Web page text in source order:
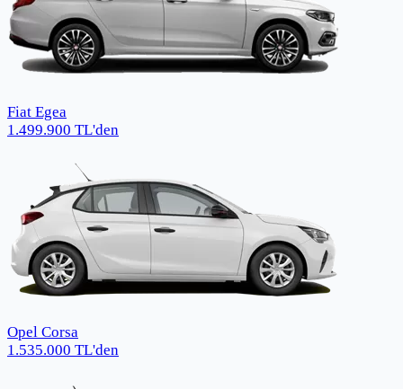
Fiat Egea
1.499.900 TL'den
Opel Corsa
1.535.000 TL'den